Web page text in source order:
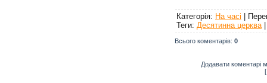
<a
href="http://
публікації:
Категорія: На часі |
Теги: Десятинна церква
Всього коментарів: 0
Додавати коментарі